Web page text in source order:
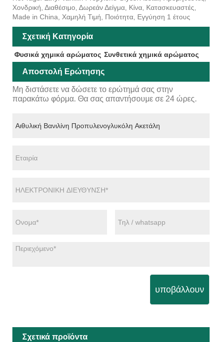
Χονδρική, Διαθέσιμο, Δωρεάν Δείγμα, Κίνα, Κατασκευαστές,
Made in China, Χαμηλή Τιμή, Ποιότητα, Εγγύηση 1 έτους
Σχετική Κατηγορία
Φυσικά χημικά αρώματος Συνθετικά χημικά αρώματος
Αποστολή Ερώτησης
Μη διστάσετε να δώσετε το ερώτημά σας στην
παρακάτω φόρμα. Θα σας απαντήσουμε σε 24 ώρες.
υποβάλλουν
Σχετικά προϊόντα